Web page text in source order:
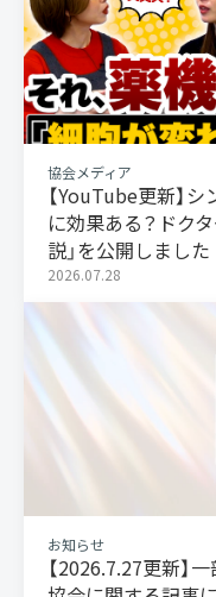
協会メディア
【YouTube更新】シ
に効果ある？ドク
説」を公開しました
2026.07.28
お知らせ
【2026.7.27更新】